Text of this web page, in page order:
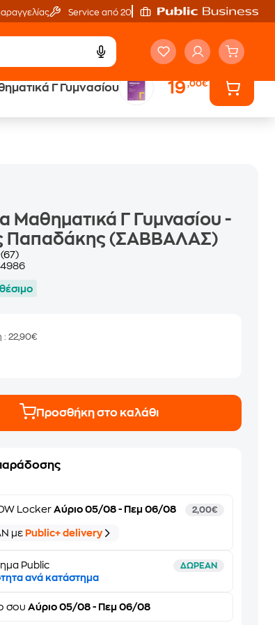
Service από 20'
Γ Γυμνασίου 19,00€
Έλα στον κόσμο
Μαθηματικά Γ Γυμνασίου -
Παπαδάκης (ΣΑΒΒΑΛΑΣ)
(67)
: 22,90€
Προσθήκη στο καλάθι
Locker Αύριο 05/08 - Πεμ 06/08 2,00€
με Public+ delivery
Public ΔΩΡΕΑΝ
ανά κατάστημα
σου Αύριο 05/08 - Πεμ 06/08